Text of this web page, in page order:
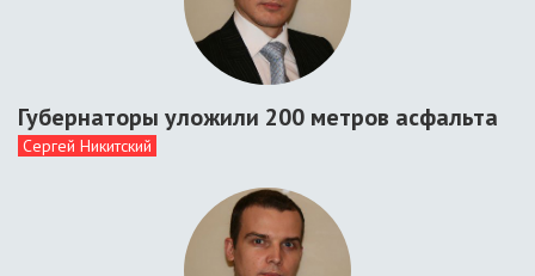
Губернаторы уложили 200 метров асфальта
Сергей Никитский